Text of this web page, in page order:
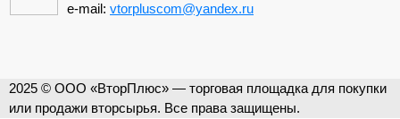
e-mail: vtorpluscom@yandex.ru
2025 © ООО «ВторПлюс» — торговая площадка для покупки
или продажи вторсырья. Все права защищены.